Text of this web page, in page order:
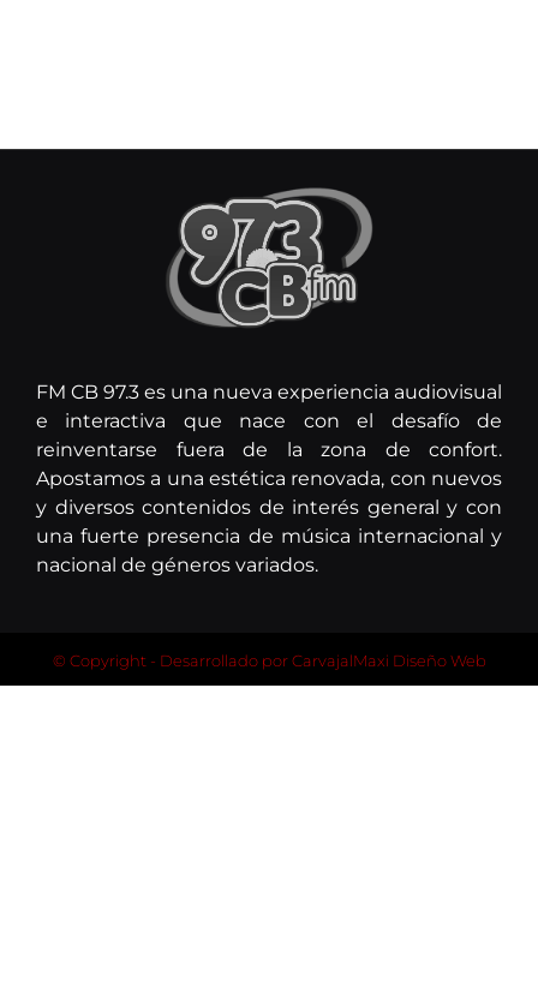
FM CB 97.3 es una nueva experiencia audiovisual
e interactiva que nace con el desafío de
reinventarse fuera de la zona de confort.
Apostamos a una estética renovada, con nuevos
y diversos contenidos de interés general y con
una fuerte presencia de música internacional y
nacional de géneros variados.
© Copyright - Desarrollado porCarvajalMaxi Diseño Web